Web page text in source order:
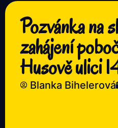
Pozvánka na
zahájení
Husově ulici
Blanka Bihelerová